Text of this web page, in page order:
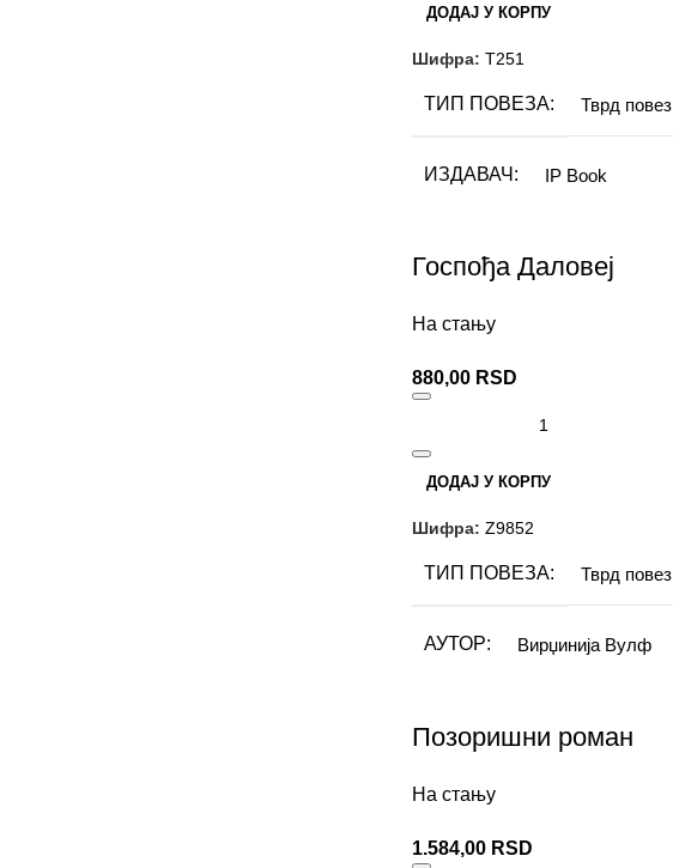
ДОДАЈ У КОРПУ
Шифра: Т251
ТИП ПОВЕЗА Тврд повез
ИЗДАВАЧ IP Book
ФОРМАТ
БРОЈ СТРАНИЦА
ПИСМО
Госпођа Даловеј
На стању
880,00 RSD
ДОДАЈ У КОРПУ
Шифра: Z9852
ТИП ПОВЕЗА Тврд повез
АУТОР Вирџинија Вулф
Позоришни роман
На стању
1.584,00 RSD